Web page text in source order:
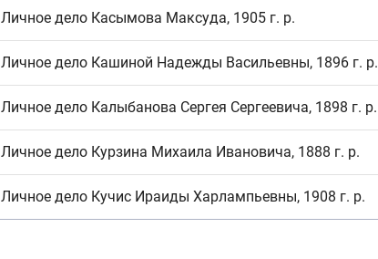
Личное дело Касымова Максуда, 1905 г. р.
Личное дело Кашиной Надежды Васильевны, 1896 г. р.
Личное дело Калыбанова Сергея Сергеевича, 1898 г. р.
Личное дело Курзина Михаила Ивановича, 1888 г. р.
Личное дело Кучис Ираиды Харлампьевны, 1908 г. р.